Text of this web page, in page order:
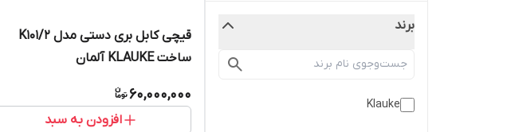
برند
Klauke
قیچی کابل بری دستی مدل K101/2
ساخت KLAUKE آلمان
60,000,000
افزودن به سبد